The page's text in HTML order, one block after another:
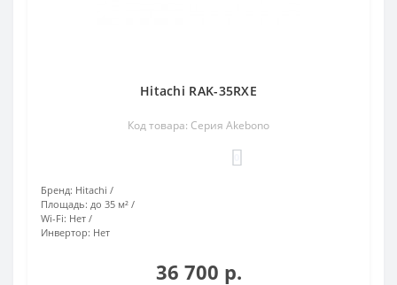
Hitachi RAK-35RXE
Код товара: Серия Akebono
Бренд: Hitachi
Площадь: до 35 м²
Wi-Fi: Нет
Инвертор: Нет
36 700 р.